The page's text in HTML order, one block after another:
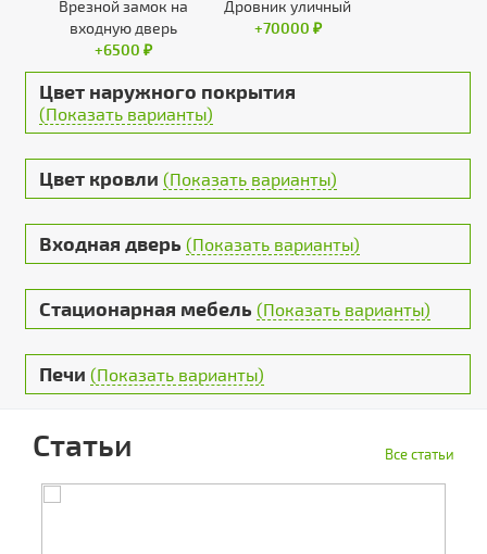
Врезной замок на
входную дверь
+6500 ₽
Дровник уличный
+70000 ₽
Цвет наружного покрытия
(Показать варианты)
Цвет кровли(Показать варианты)
Входная дверь(Показать варианты)
Стационарная мебель(Показать варианты)
Печи(Показать варианты)
Статьи Все статьи